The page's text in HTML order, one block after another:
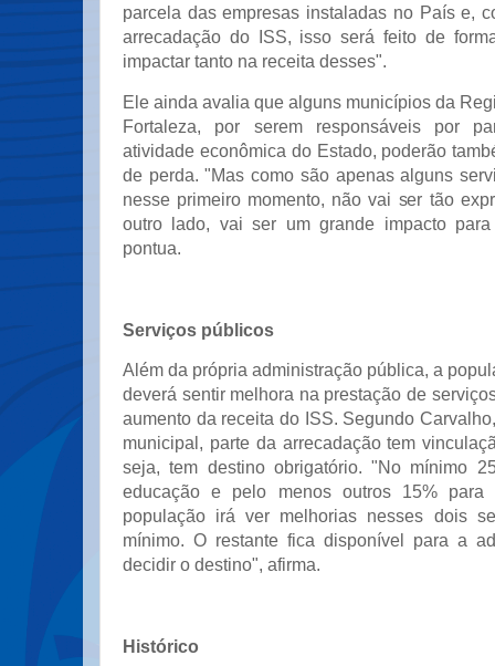
parcela das empresas instaladas no País e,
arrecadação do ISS, isso será feito de
impactar tanto na receita desses".
Ele ainda avalia que alguns municípios da
Fortaleza, por serem responsáveis por
atividade econômica do Estado, poderão
de perda. "Mas como são apenas alguns
nesse primeiro momento, não vai ser tão
outro lado, vai ser um grande impacto
pontua.
Serviços públicos
Além da própria administração pública, a
deverá sentir melhora na prestação de
aumento da receita do ISS. Segundo
municipal, parte da arrecadação tem
seja, tem destino obrigatório. "No mínimo
educação e pelo menos outros 15%
população irá ver melhorias nesses dois
mínimo. O restante fica disponível para a
decidir o destino", afirma.
Histórico